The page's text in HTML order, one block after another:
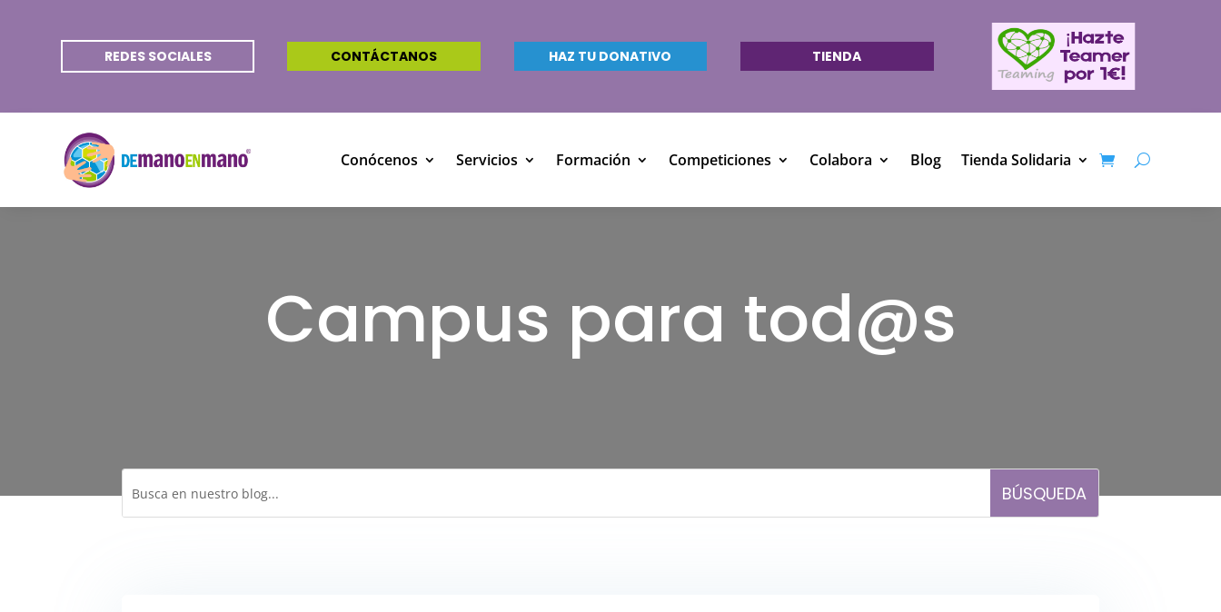
REDES SOCIALES CONTÁCTANOS HAZ TU DONATIVO TIENDA
Conócenos Servicios Formación Competiciones Colabora Blog Tienda Solidaria
Campus para tod@s